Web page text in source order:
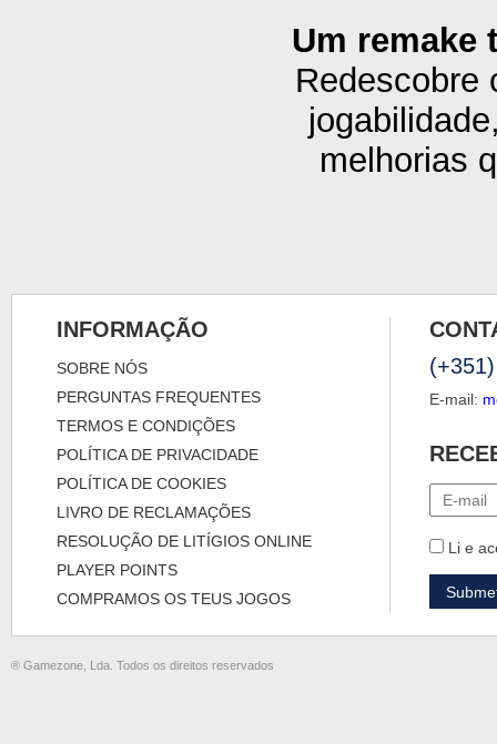
Um remake
Redescobre
melhorias
INFORMAÇÃO
SOBRE NÓS
PERGUNTAS FREQUENTES
TERMOS E CONDIÇÕES
POLÍTICA DE PRIVACIDADE
POLÍTICA DE COOKIES
LIVRO DE RECLAMAÇÕES
RESOLUÇÃO DE LITÍGIOS ONLINE
PLAYER POINTS
COMPRAMOS OS TEUS JOGOS
E-mail:
Li e
® Gamezone, Lda. Todos os direitos reservados